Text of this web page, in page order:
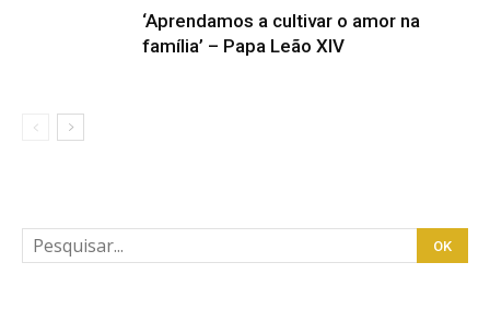
‘Aprendamos a cultivar o amor na
família’ – Papa Leão XIV